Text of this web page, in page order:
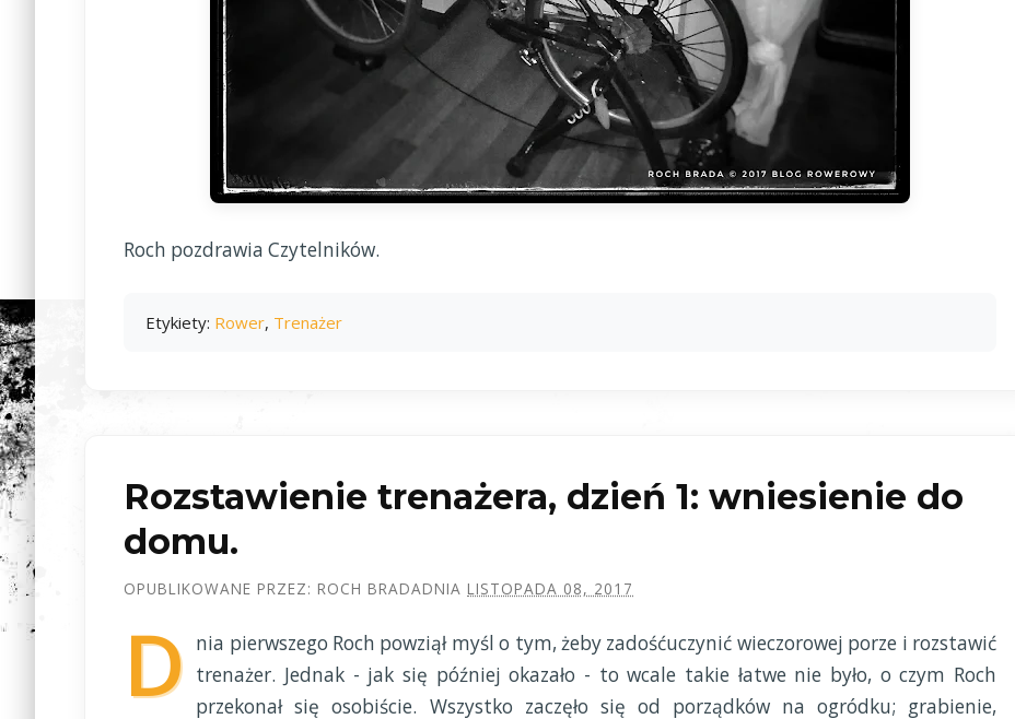
Roch pozdrawia Czytelników.
Etykiety: Rower, Trenażer
Rozstawienie trenażera, dzień 1: wniesienie do
domu.
OPUBLIKOWANE PRZEZ: ROCH BRADADNIA LISTOPADA 08, 2017
D nia pierwszego Roch powziął myśl o tym, żeby zadośćuczynić wieczorowej porze i rozstawić
trenażer. Jednak - jak się później okazało - to wcale takie łatwe nie było, o czym Roch
przekonał się osobiście. Wszystko zaczęło się od porządków na ogródku; grabienie,